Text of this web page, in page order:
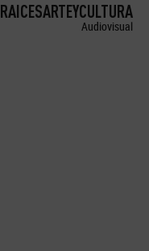
RAICESARTEYCULTURA
Audiovisual